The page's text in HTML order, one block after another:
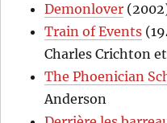
Demonlover
Train of Events
Charles Crichton
The Phoenician
Anderson